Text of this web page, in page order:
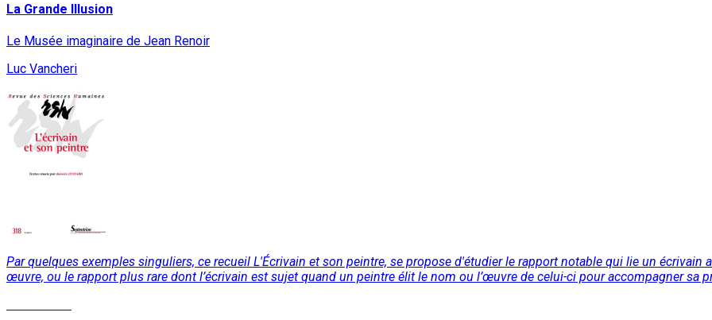
La Grande Illusion
Le Musée imaginaire de Jean Renoir
Luc Vancheri
Par quelques exemples singuliers, ce recueil L'Écrivain et son peintre, se propose d'étudier le rapport notable qui lie un
œuvre, ou le rapport plus rare dont l’écrivain est sujet quand un peintre élit le nom ou l’œuvre de celui-ci pour accompagner sa